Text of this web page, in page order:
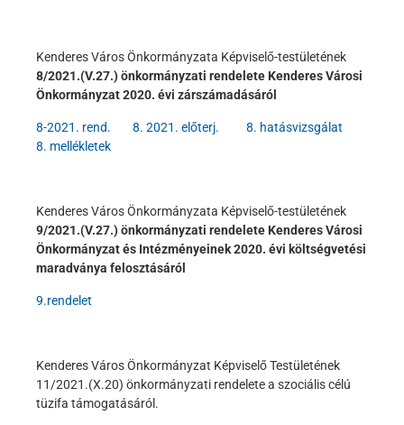
Kenderes Város Önkormányzata Képviselő-testületének
8/2021.(V.27.) önkormányzati rendelete Kenderes Városi
Önkormányzat 2020. évi zárszámadásáról
8-2021. rend. 8. 2021. előterj.
8. hatásvizsgálat
8. mellékletek
Kenderes Város Önkormányzata Képviselő-testületének
9/2021.(V.27.) önkormányzati rendelete Kenderes Városi
Önkormányzat és Intézményeinek 2020. évi költségvetési
maradványa felosztásáról
9.rendelet
Kenderes Város Önkormányzat Képviselő Testületének
11/2021.(X.20) önkormányzati rendelete a szociális célú
tüzifa támogatásáról.